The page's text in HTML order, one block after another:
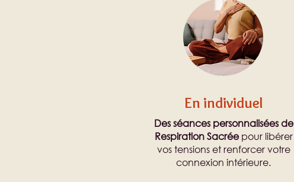
En individuel
Des séances personnalisées de
Respiration Sacréepour libérer
vos tensions et renforcer votre
connexion intérieure.